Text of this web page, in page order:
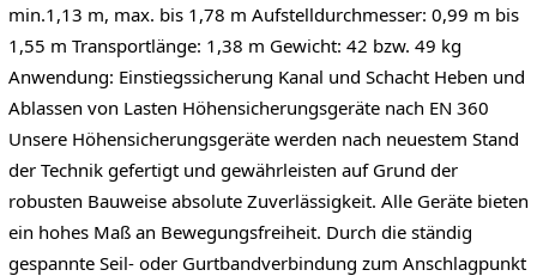
min.1,13 m, max. bis 1,78 m Aufstelldurchmesser: 0,99 m bis
1,55 m Transportlänge: 1,38 m Gewicht: 42 bzw. 49 kg
Anwendung: Einstiegssicherung Kanal und Schacht Heben und
Ablassen von Lasten Höhensicherungsgeräte nach EN 360
Unsere Höhensicherungsgeräte werden nach neuestem Stand
der Technik gefertigt und gewährleisten auf Grund der
robusten Bauweise absolute Zuverlässigkeit. Alle Geräte bieten
ein hohes Maß an Bewegungsfreiheit. Durch die ständig
gespannte Seil- oder Gurtbandverbindung zum Anschlagpunkt